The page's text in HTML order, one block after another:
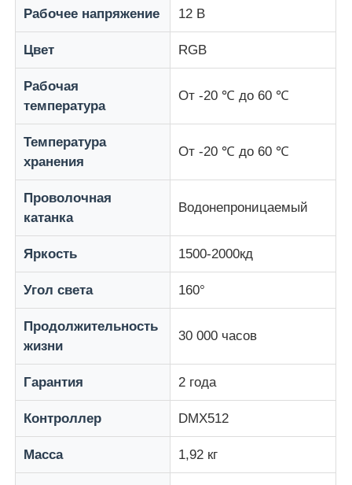
Светодиодный сетчатый экран
Светодиодная сетчатая дисплей
Светодиод прозрачный экран пленки
Прозрачный светодиодный дисплей
Светодиодный экран для дрона
Голографический светодиодный экран
Светодиодный экран решетки
Прозрачный экран дисплея
Рабочее напряжение 12 В
Цвет RGB
Рабочая
температура
От -20 ℃ до 60 ℃
Температура
хранения
От -20 ℃ до 60 ℃
Проволочная
катанка
Водонепроницаемый
Яркость 1500-2000кд
Угол света 160°
Продолжительность
жизни
30 000 часов
Гарантия 2 года
Контроллер DMX512
Масса 1,92 кг